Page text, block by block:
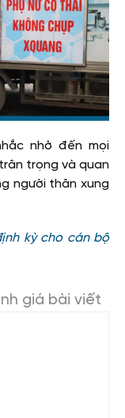
nhở đến mọi
trọng và quan
người thân xung
kỳ cho cán bộ
giá bài viết